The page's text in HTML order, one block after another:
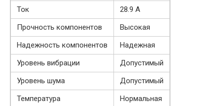
Ток
28.9 А
Прочность компонентов
Высокая
Надежность компонентов
Надежная
Уровень вибрации
Допустимый
Уровень шума
Допустимый
Температура
Нормальная